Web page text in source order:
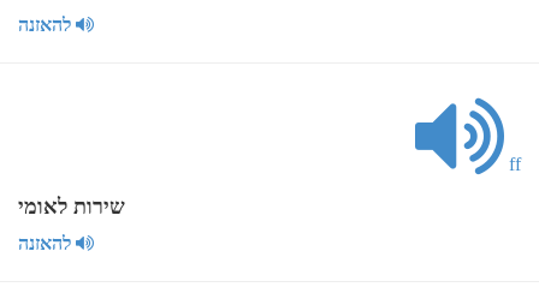
להאזנה
ff
שירות לאומי
להאזנה